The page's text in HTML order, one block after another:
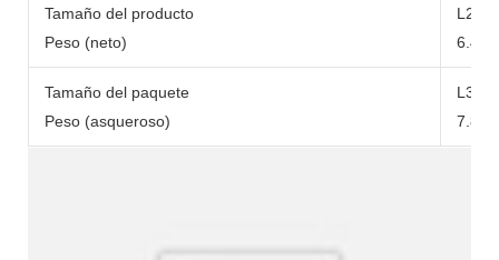
Tamaño del producto
Peso (neto)
6.49
Tamaño del paquete
Peso (asqueroso)
7.84